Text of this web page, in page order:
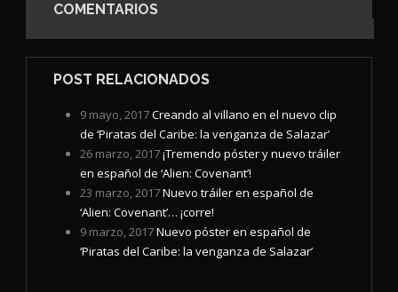
COMENTARIOS
POST RELACIONADOS
9 mayo, 2017Creando al villano en el nuevo clip
de ‘Piratas del Caribe: la venganza de Salazar’
26 marzo, 2017¡Tremendo póster y nuevo tráiler
en español de ‘Alien: Covenant’!
23 marzo, 2017Nuevo tráiler en español de
‘Alien: Covenant’… ¡corre!
9 marzo, 2017Nuevo póster en español de
‘Piratas del Caribe: la venganza de Salazar’